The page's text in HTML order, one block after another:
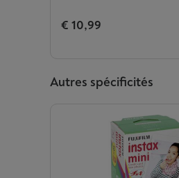
€ 10,99
Autres spécificités